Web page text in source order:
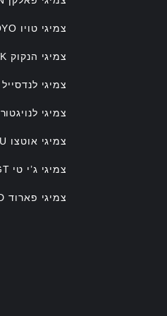
צמיגי טויו TOYO
צמיגי הנקוק HANKOOK
צמיגי לנדסייל LANDSAIL
צמיגי לנויגטור LANVIGATOR
צמיגי אוטצו OHTSU
צמיגי ג’י טי GT
צמיגי פארוד FARROAD